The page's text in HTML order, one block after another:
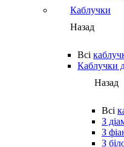
Каблучки
Назад
Всі
Каблучки
Назад
Всі
З
З
З